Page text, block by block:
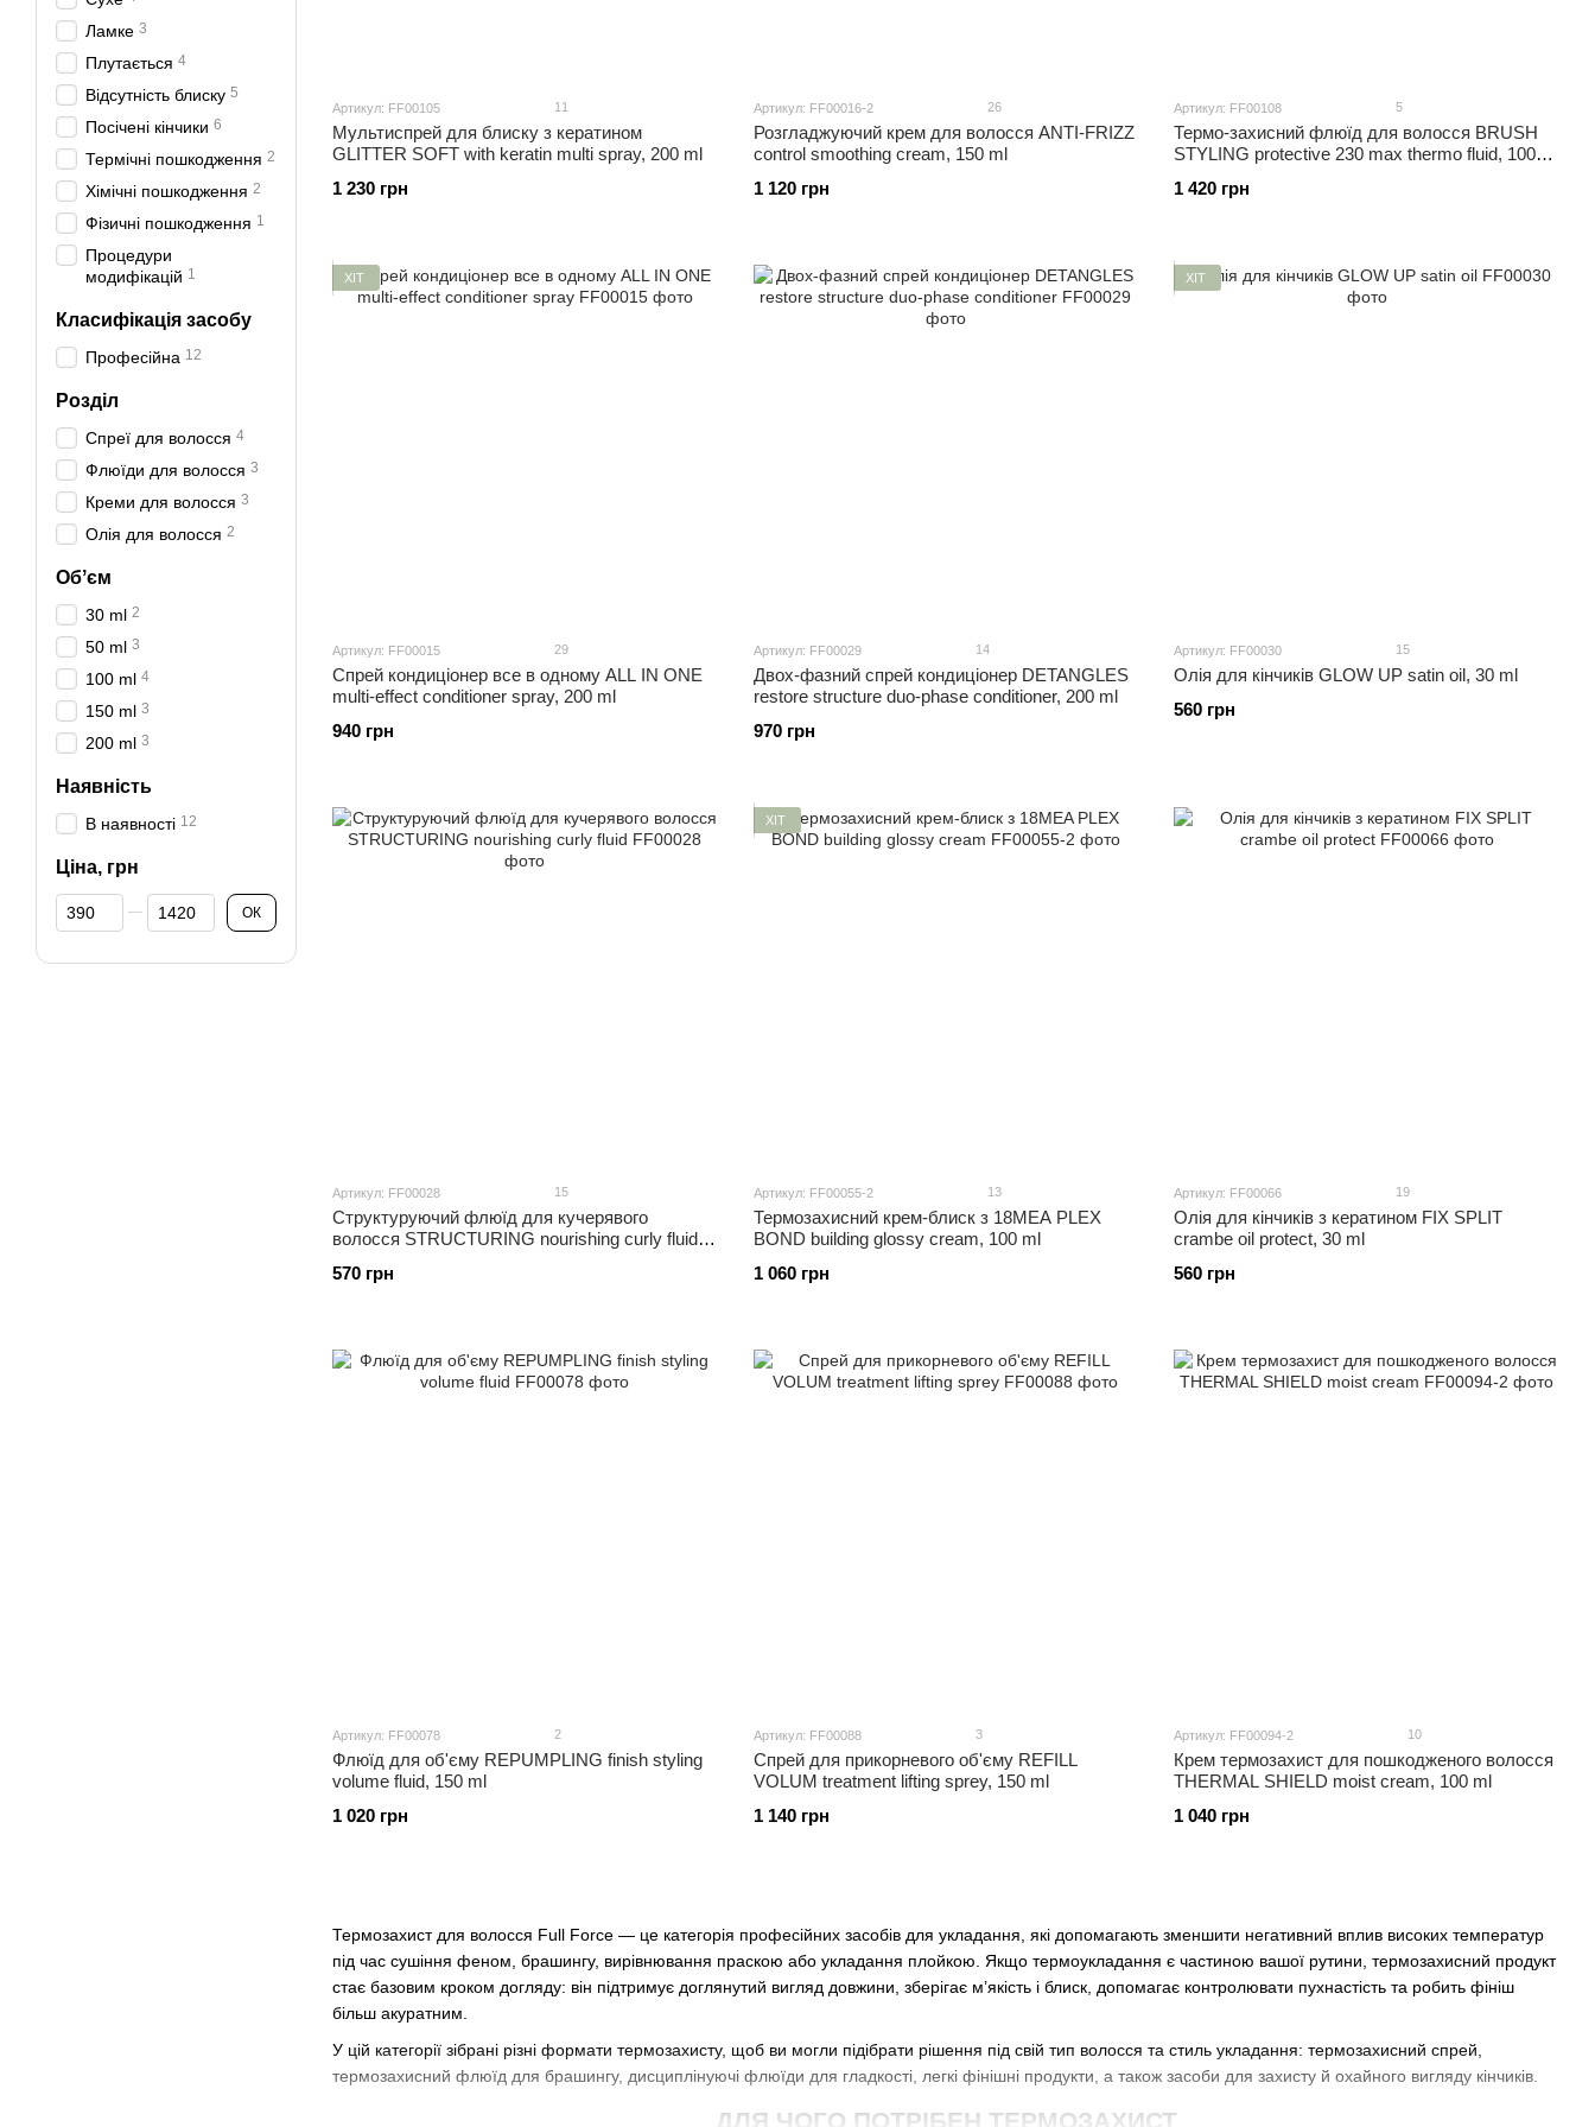
Термозахист для волосся Full Force — це категорія професійних засобів для укладання, які допомагають зменшити негативний вплив високих температур
під час сушіння феном, брашингу, вирівнювання праскою або укладання плойкою. Якщо термоукладання є частиною вашої рутини, термозахисний продукт
стає базовим кроком догляду: він підтримує доглянутий вигляд довжини, зберігає м’якість і блиск, допомагає контролювати пухнастість та робить фініш
більш акуратним.
У цій категорії зібрані різні формати термозахисту, щоб ви могли підібрати рішення під свій тип волосся та стиль укладання: термозахисний спрей,
термозахисний флюїд для брашингу, дисциплінуючі флюїди для гладкості, легкі фінішні продукти, а також засоби для захисту й охайного вигляду кінчиків.
ДЛЯ ЧОГО ПОТРІБЕН ТЕРМОЗАХИСТ
Артикул: FF00105 11
Мультиспрей для блиску з кератином
GLITTER SOFT with keratin multi spray, 200 ml
1 230 грн
Артикул: FF00016-2 26
Розгладжуючий крем для волосся ANTI-FRIZZ
control smoothing cream, 150 ml
1 120 грн
Артикул: FF00108 5
Термо-захисний флюїд для волосся BRUSH
STYLING protective 230 max thermo fluid, 100
1 420 грн
ХІТ
Артикул: FF00015 29
Спрей кондиціонер все в одному ALL IN ONE
multi-effect conditioner spray, 200 ml
940 грн
Артикул: FF00029 14
Двох-фазний спрей кондиціонер DETANGLES
restore structure duo-phase conditioner, 200 ml
970 грн
ХІТ
Артикул: FF00030 15
Олія для кінчиків GLOW UP satin oil, 30 ml
560 грн
Артикул: FF00028 15
Структуруючий флюїд для кучерявого
волосся STRUCTURING nourishing curly fluid,
570 грн
ХІТ
Артикул: FF00055-2 13
Термозахисний крем-блиск з 18MEA PLEX
BOND building glossy cream, 100 ml
1 060 грн
Артикул: FF00066 19
Олія для кінчиків з кератином FIX SPLIT
crambe oil protect, 30 ml
560 грн
Артикул: FF00078 2
Флюїд для об'єму REPUMPLING finish styling
volumе fluid, 150 ml
1 020 грн
Артикул: FF00088 3
Спрей для прикорневого об'єму REFILL
VOLUM treatment lifting sprey, 150 ml
1 140 грн
Артикул: FF00094-2 10
Крем термозахист для пошкодженого волосся
THERMAL SHIELD moist cream, 100 ml
1 040 грн
Ламке 3
Плутається 4
Відсутність блиску 5
Посічені кінчики 6
Термічні пошкодження 2
Хімічні пошкодження 2
Фізичні пошкодження 1
Процедури
модифікацій 1
Класифікація засобу
Професійна 12
Розділ
Спреї для волосся 4
Флюїди для волосся 3
Креми для волосся 3
Олія для волосся 2
Обʼєм
30 ml 2
50 ml 3
100 ml 4
150 ml 3
200 ml 3
Наявність
В наявності 12
Ціна, грн
Від Ціна, грн
До Ціна, грн ОК